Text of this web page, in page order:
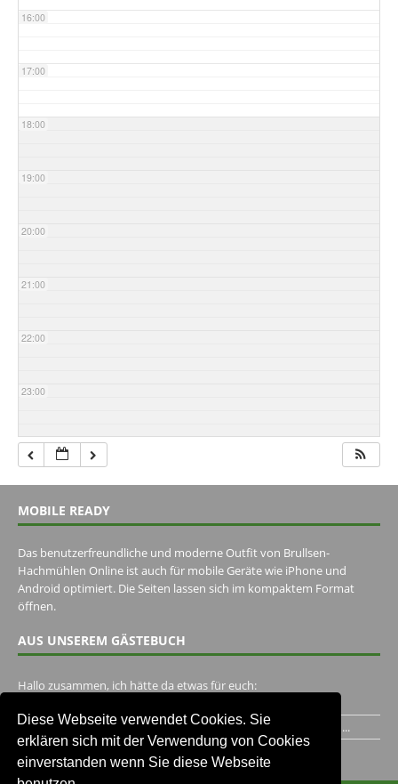
Diese Webseite verwendet Cookies. Sie
erklären sich mit der Verwendung von Cookies
einverstanden wenn Sie diese Webseite
16:00
17:00
18:00
19:00
20:00
21:00
22:00
23:00
MOBILE READY
Das benutzerfreundliche und moderne Outfit von Brullsen-
Hachmühlen Online ist auch für mobile Geräte wie iPhone und
Android optimiert. Die Seiten lassen sich im kompaktem Format
öffnen.
AUS UNSEREM GÄSTEBUCH
Hallo zusammen, ich hätte da etwas für euch:
Ich habe ein Jahr im Gasthaus Hugo Pape verbracht..Habe ihn...
Unser Gästebuch besuchen